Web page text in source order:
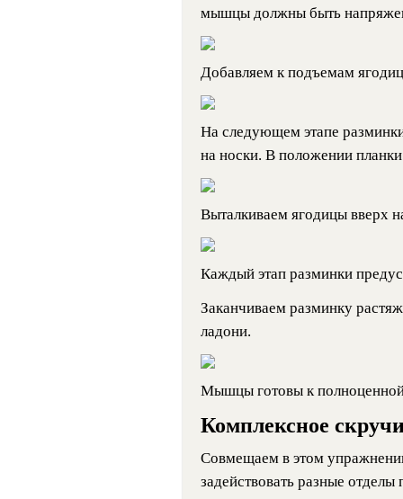
мышцы должны быть
Добавляем к подъемам
На следующем этапе
на носки. В положении
Выталкиваем ягодицы вверх
Каждый этап разминки
Заканчиваем разминку
ладони.
Мышцы готовы к полноценной
Комплексное
Совмещаем в этом
задействовать разные